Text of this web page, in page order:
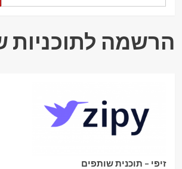
הרשמה לתוכניות
זיפי – תוכנית שותפים